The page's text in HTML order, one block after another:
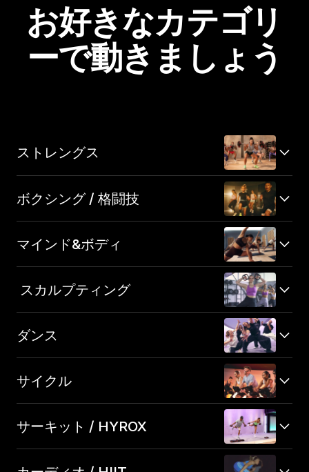
お好きなカテゴリ
ーで動きましょう
ストレングス
ボクシング / 格闘技
マインド&ボディ
スカルプティング
ダンス
サイクル
サーキット / HYROX